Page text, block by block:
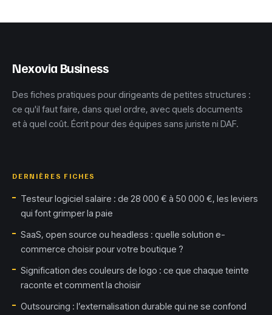
Nexovia Business
Des fiches pratiques pour dirigeants de petites structures :
ce qu'il faut faire, dans quel ordre, avec quels documents
et à quel coût. Écrit pour des équipes sans juriste ni DAF.
DERNIÈRES FICHES
Testeur logiciel salaire : de 28 000 € à 50 000 €, les leviers
qui font grimper la paie
SaaS, open source ou headless : quelle solution e-
commerce choisir pour votre boutique ?
Signification des couleurs de logo : ce que chaque teinte
raconte et comment la choisir
Outsourcing : l’externalisation durable qui ne se confond